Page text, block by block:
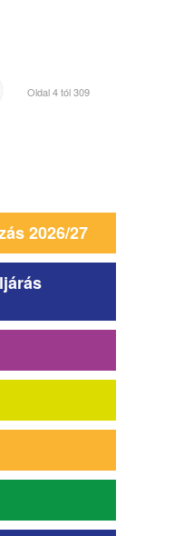
Oldal 4 tól 309
2026/27